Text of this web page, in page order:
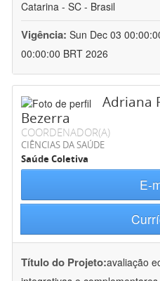
Catarina - SC - Brasil
Vigência: Sun Dec 03
00:00:00 BRT 2026
Adriana
Bezerra
COORDENADOR(A)
CIÊNCIAS DA SAÚDE
Saúde Coletiva
E-
Título do Projeto:avaliação